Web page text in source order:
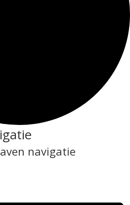
navigatie